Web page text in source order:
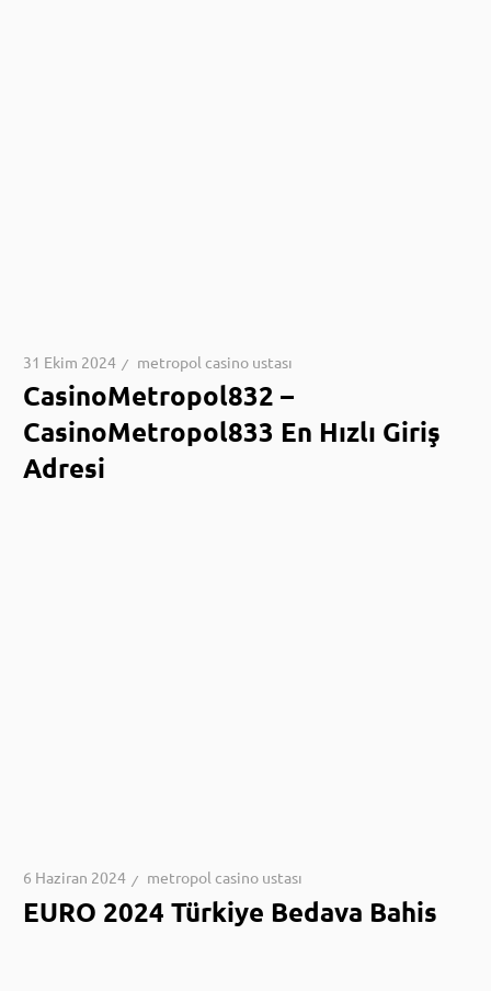
metropol casino ustası
CasinoMetropol832 –
CasinoMetropol833 En Hızlı Giriş
Adresi
metropol casino ustası
EURO 2024 Türkiye Bedava Bahis